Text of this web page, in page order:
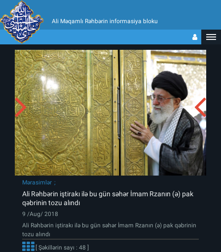
Ali Məqamlı Rəhbərin informasiya bloku
Mərasimlər
Ali Rəhbərin iştirakı ilə bu gün səhər İmam Rzanın (ə) pak
qəbrinin tozu alındı
9 /Aug/ 2018
Ali Rəhbərin iştirakı ilə bu gün səhər İmam Rzanın (ə) pak qəbrinin
tozu alındı
[ Şəkillərin sayı : 48 ]